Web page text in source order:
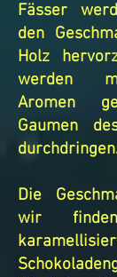
Fässer
den
Holz
werden
Aromen
Gaumen
Die
wir